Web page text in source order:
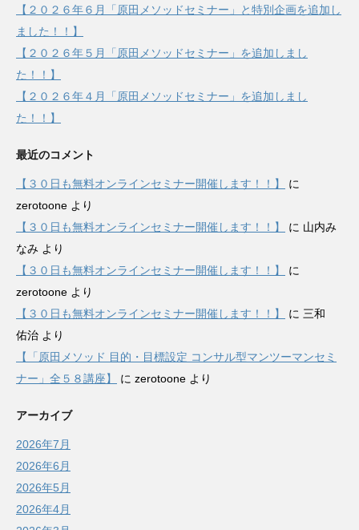
【２０２６年６月「原田メソッドセミナー」と特別企画を追加し
ました！！】
【２０２６年５月「原田メソッドセミナー」を追加しまし
た！！】
【２０２６年４月「原田メソッドセミナー」を追加しまし
た！！】
最近のコメント
【３０日も無料オンラインセミナー開催します！！】
に
zerotoone より
【３０日も無料オンラインセミナー開催します！！】
に 山内み
なみ より
【３０日も無料オンラインセミナー開催します！！】
に
zerotoone より
【３０日も無料オンラインセミナー開催します！！】
に 三和
佑治 より
【「原田メソッド 目的・目標設定 コンサル型マンツーマンセミ
ナー」全５８講座】
に zerotoone より
アーカイブ
2026年7月
2026年6月
2026年5月
2026年4月